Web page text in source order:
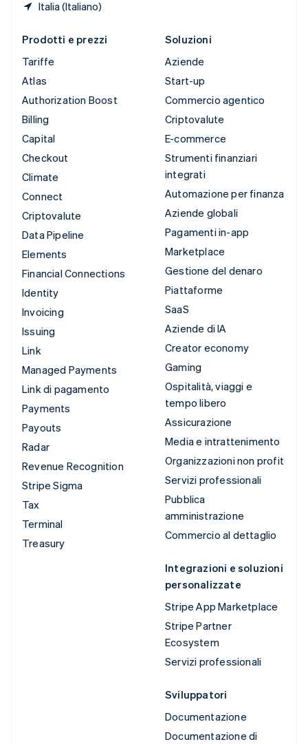
Italia (Italiano)
Prodotti e prezzi
Tariffe
Atlas
Authorization Boost
Billing
Capital
Checkout
Climate
Connect
Criptovalute
Data Pipeline
Elements
Financial Connections
Identity
Invoicing
Issuing
Link
Managed Payments
Link di pagamento
Payments
Payouts
Radar
Revenue Recognition
Stripe Sigma
Tax
Terminal
Treasury
Soluzioni
Aziende
Start-up
Commercio agentico
Criptovalute
E-commerce
Strumenti finanziari
integrati
Automazione per finanza
Aziende globali
Pagamenti in-app
Marketplace
Gestione del denaro
Piattaforme
SaaS
Aziende di IA
Creator economy
Gaming
Ospitalità, viaggi e
tempo libero
Assicurazione
Media e intrattenimento
Organizzazioni non profit
Servizi professionali
Pubblica
amministrazione
Commercio al dettaglio
Integrazioni e soluzioni
personalizzate
Stripe App Marketplace
Stripe Partner
Ecosystem
Servizi professionali
Sviluppatori
Documentazione
Documentazione di